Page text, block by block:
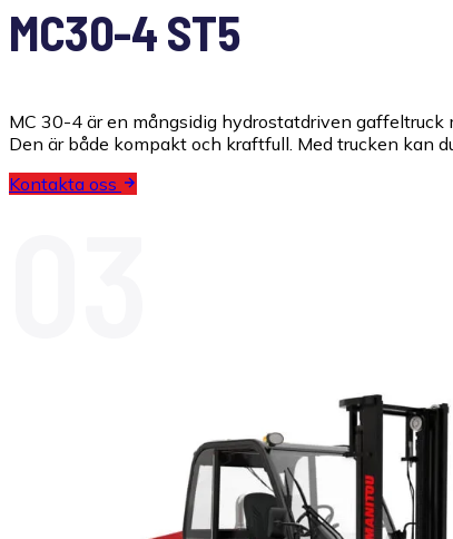
MC30-4 ST5
MC 30-4 är en mångsidig hydrostatdriven
Den är både kompakt och kraftfull. Med trucken kan
Kontakta oss